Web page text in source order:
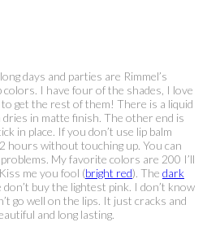
days and parties are Rimmel’s
I have four of the shades, I love
get the rest of them! There is a liquid
in matte finish. The other end is
in place. If you don’t use lip balm
hours without touching up. You can
My favorite colors are 200 I’ll
me you fool (bright red). The dark
buy the lightest pink. I don’t know
go well on the lips. It just cracks and
and long lasting.